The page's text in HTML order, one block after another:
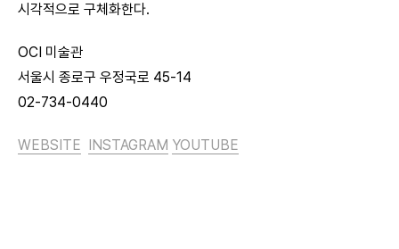
시각적으로 구체화한다.
OCI 미술관
서울시 종로구 우정국로 45-14
02-734-0440
WEBSITE INSTAGRAM YOUTUBE